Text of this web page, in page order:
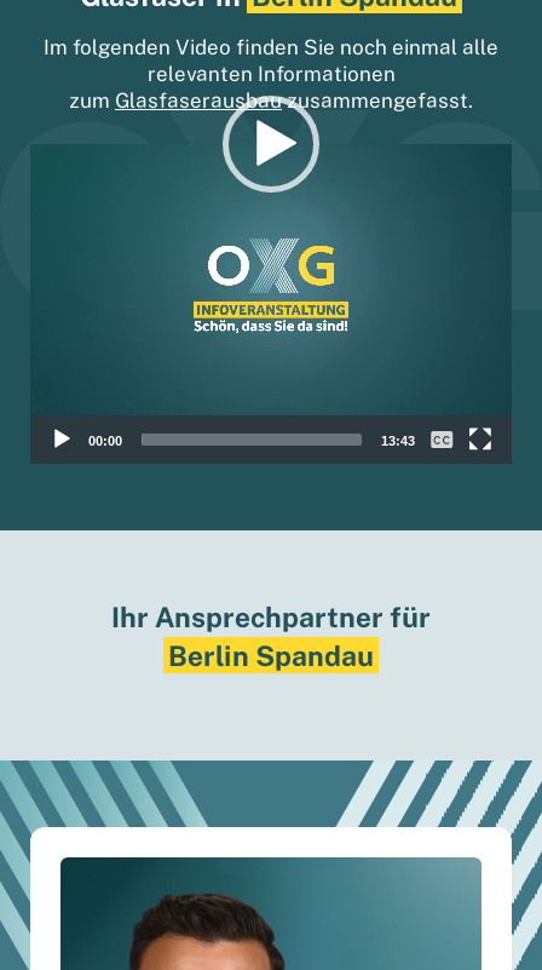
Im folgenden Video finden Sie noch einmal alle
relevanten Informationen
zum Glasfaserausbauzusammengefasst.
00:00 13:43
Ihr Ansprechpartner für
Berlin Spandau